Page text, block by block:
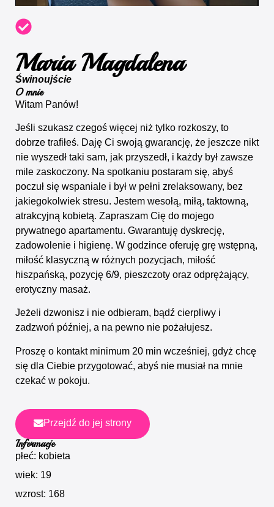
Maria Magdalena
Świnoujście
O mnie
Witam Panów!
Jeśli szukasz czegoś więcej niż tylko rozkoszy, to
dobrze trafiłeś. Daję Ci swoją gwarancję, że jeszcze nikt
nie wyszedł taki sam, jak przyszedł, i każdy był zawsze
mile zaskoczony. Na spotkaniu postaram się, abyś
poczuł się wspaniale i był w pełni zrelaksowany, bez
jakiegokolwiek stresu. Jestem wesołą, miłą, taktowną,
atrakcyjną kobietą. Zapraszam Cię do mojego
prywatnego apartamentu. Gwarantuję dyskrecję,
zadowolenie i higienę. W godzince oferuję grę wstępną,
miłość klasyczną w różnych pozycjach, miłość
hiszpańską, pozycję 6/9, pieszczoty oraz odprężający,
erotyczny masaż.
Jeżeli dzwonisz i nie odbieram, bądź cierpliwy i
zadzwoń później, a na pewno nie pożałujesz.
Proszę o kontakt minimum 20 min wcześniej, gdyż chcę
się dla Ciebie przygotować, abyś nie musiał na mnie
czekać w pokoju.
Przejdź do jej strony
Informacje
płeć: kobieta
wiek: 19
wzrost: 168